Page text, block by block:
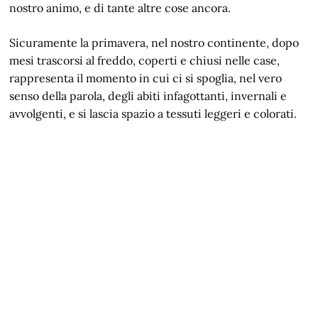
nostro animo, e di tante altre cose ancora.
Sicuramente la primavera, nel nostro continente, dopo
mesi trascorsi al freddo, coperti e chiusi nelle case,
rappresenta il momento in cui ci si spoglia, nel vero
senso della parola, degli abiti infagottanti, invernali e
avvolgenti, e si lascia spazio a tessuti leggeri e colorati.